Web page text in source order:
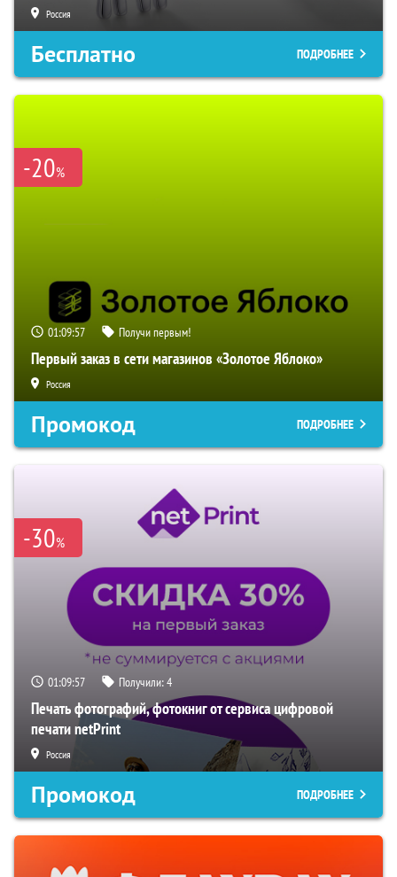
Россия
Бесплатно ПОДРОБНЕЕ
-20%
01:09:56 Получи первым!
Первый заказ в сети магазинов «Золотое Яблоко»
Россия
Промокод ПОДРОБНЕЕ
-30%
01:09:56 Получили:4
Печать фотографий, фотокниг от сервиса цифровой
печати netPrint
Россия
Промокод ПОДРОБНЕЕ